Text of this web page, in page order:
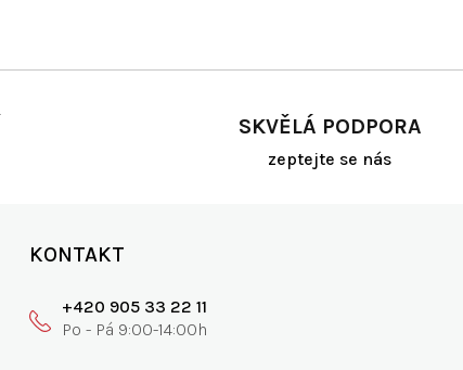
SKVĚLÁ PODPORA
zeptejte se nás
KONTAKT
+420 905 33 22 11